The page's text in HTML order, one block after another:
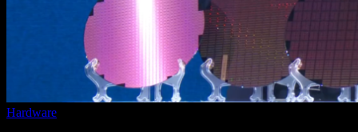
Hardware